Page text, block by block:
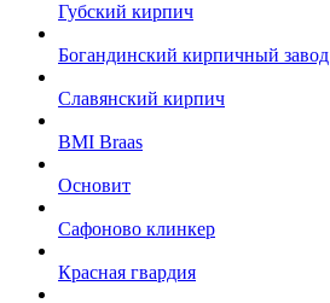
Губский кирпич
Богандинский кирпичный завод
Славянский кирпич
BMI Braas
Основит
Сафоново клинкер
Красная гвардия